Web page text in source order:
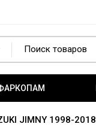
JIMNY 1998-2018